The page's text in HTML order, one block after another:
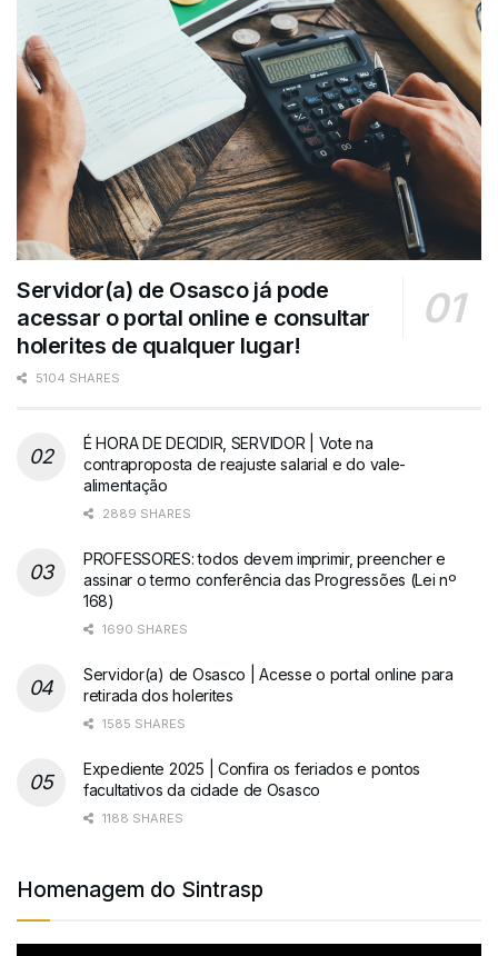
Servidor(a) de Osasco já pode
acessar o portal online e consultar
holerites de qualquer lugar!
5104 SHARES
É HORA DE DECIDIR, SERVIDOR | Vote na
contraproposta de reajuste salarial e do vale-
alimentação
2889 SHARES
PROFESSORES: todos devem imprimir, preencher e
assinar o termo conferência das Progressões (Lei nº
168)
1690 SHARES
Servidor(a) de Osasco | Acesse o portal online para
retirada dos holerites
1585 SHARES
Expediente 2025 | Confira os feriados e pontos
facultativos da cidade de Osasco
1188 SHARES
Homenagem do Sintrasp